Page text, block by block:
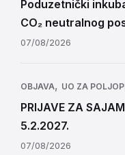
Poduzetnički
CO₂ neutralnog
07/08/2026
OBJAVA, UO ZA
PRIJAVE ZA
5.2.2027.
07/08/2026